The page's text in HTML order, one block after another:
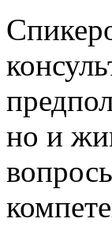
но и